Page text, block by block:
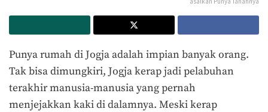
Punya rumah di Jogja adalah impian banyak orang.
Tak bisa dimungkiri, Jogja kerap jadi pelabuhan
terakhir manusia-manusia yang pernah
menjejakkan kaki di dalamnya. Meski kerap